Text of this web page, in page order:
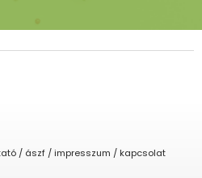
/ ászf / impresszum / kapcsolat